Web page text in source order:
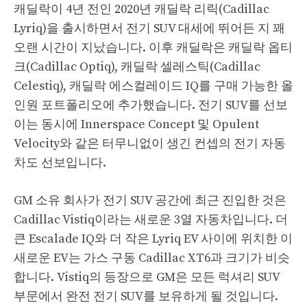
캐딜락이 4년 전인 2020년 캐딜락 리릭(Cadillac
Lyriq)을 출시하면서 전기 SUV 대세에 뛰어든 지 꽤
오랜 시간이 지났습니다. 이후 캐딜락은 캐딜락 옵티
크(Cadillac Optiq), 캐딜락 셀레스틱(Cadillac
Celestiq), 캐딜락 에스컬레이드 IQ를 구매 가능한 올
인원 포트폴리오에 추가했습니다. 전기 SUV를 선보
이는 동시에 Innerspace Concept 및 Opulent
Velocity와 같은 터무니없이 생긴 컨셉의 전기 자동
차도 선보입니다.
GM 소유 회사가 전기 SUV 공간에 최근 진입한 것은
Cadillac Vistiq이라는 새로운 3열 자동차입니다. 더
큰 Escalade IQ와 더 작은 Lyriq EV 사이에 위치한 이
새로운 EV는 가스 구동 Cadillac XT6과 크기가 비슷
합니다. Vistiq의 등장으로 GM은 모든 럭셔리 SUV
부문에서 완전 전기 SUV를 보유하게 될 것입니다.